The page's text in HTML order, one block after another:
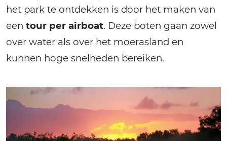
het park te ontdekken is door het maken van
een tour per airboat. Deze boten gaan zowel
over water als over het moerasland en
kunnen hoge snelheden bereiken.